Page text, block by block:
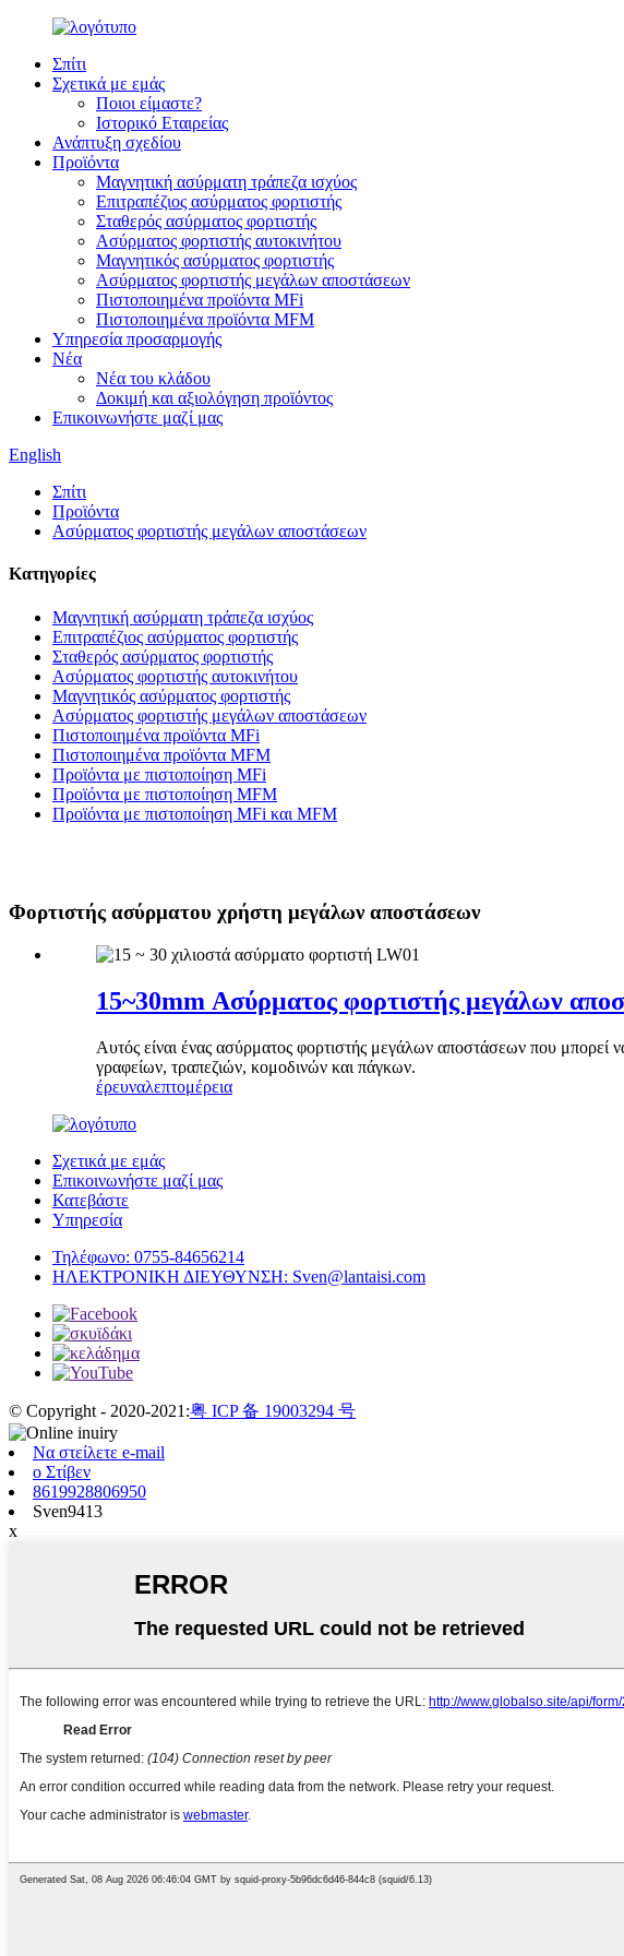
Σπίτι
Σχετικά με εμάς
Ποιοι είμαστε?
Ιστορικό Εταιρείας
Ανάπτυξη σχεδίου
Προϊόντα
Μαγνητική ασύρματη τράπεζα ισχύος
Επιτραπέζιος ασύρματος φορτιστής
Σταθερός ασύρματος φορτιστής
Ασύρματος φορτιστής αυτοκινήτου
Μαγνητικός ασύρματος φορτιστής
Ασύρματος φορτιστής μεγάλων αποστάσεων
Πιστοποιημένα προϊόντα MFi
Πιστοποιημένα προϊόντα MFM
Υπηρεσία προσαρμογής
Νέα
Νέα του κλάδου
Δοκιμή και αξιολόγηση προϊόντος
Επικοινωνήστε μαζί μας
English
Σπίτι
Προϊόντα
Ασύρματος φορτιστής μεγάλων αποστάσεων
Κατηγορίες
Μαγνητική ασύρματη τράπεζα ισχύος
Επιτραπέζιος ασύρματος φορτιστής
Σταθερός ασύρματος φορτιστής
Ασύρματος φορτιστής αυτοκινήτου
Μαγνητικός ασύρματος φορτιστής
Ασύρματος φορτιστής μεγάλων αποστάσεων
Πιστοποιημένα προϊόντα MFi
Πιστοποιημένα προϊόντα MFM
Προϊόντα με πιστοποίηση MFi
Προϊόντα με πιστοποίηση MFM
Προϊόντα με πιστοποίηση MFi και MFM
Φορτιστής ασύρματου χρήστη μεγάλων αποστάσεων
15~30mm Ασύρματος φορτιστής μεγάλων
Αυτός είναι ένας ασύρματος φορτιστής μεγάλων αποστάσεων που
γραφείων, τραπεζιών, κομοδινών και πάγκων.
έρευναλεπτομέρεια
Σχετικά με εμάς
Επικοινωνήστε μαζί μας
Κατεβάστε
Υπηρεσία
Τηλέφωνο: 0755-84656214
ΗΛΕΚΤΡΟΝΙΚΗ ΔΙΕΥΘΥΝΣΗ: Sven@lantaisi.com
© Copyright - 2020-2021:粤 ICP 备 19003294 号
Να στείλετε e-mail
ο Στίβεν
8619928806950
Sven9413
x